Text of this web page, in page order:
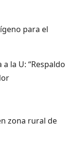
para el
la U: “Respaldo
zona rural de